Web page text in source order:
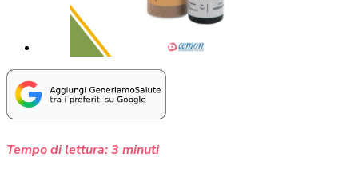
Tempo di lettura:3 minuti